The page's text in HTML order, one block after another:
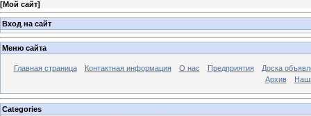
[Мой сайт]
Вход на сайт
Меню сайта
Главная страница Контактная информация О нас Предприятия
Доска
Архив
Categories